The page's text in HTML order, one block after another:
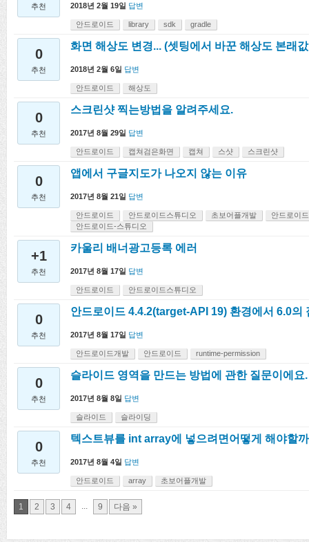
추천 2018년 2월 19일 답변
안드로이드 library sdk gradle
0
추천
화면 해상도 변경... (셋팅에서 바꾼 해상도 본래
2018년 2월 6일 답변
안드로이드 해상도
0
추천
스크린샷 찍는방법을 알려주세요.
2017년 8월 29일 답변
안드로이드 캡쳐검은화면 캡쳐 스샷 스크린샷
0
추천
앱에서 구글지도가 나오지 않는 이유
2017년 8월 21일 답변
안드로이드 안드로이드스튜디오 초보어플개발
안드로이
안드로이드-스튜디오
+1
추천
카울리 배너광고등록 에러
2017년 8월 17일 답변
안드로이드 안드로이드스튜디오
0
추천
안드로이드 4.4.2(target-API 19) 환경에서 6.0의
2017년 8월 17일 답변
안드로이드개발 안드로이드 runtime-permission
0
추천
슬라이드 영역을 만드는 방법에 관한 질문이에요.
2017년 8월 8일 답변
슬라이드 슬라이딩
0
추천
텍스트뷰를 int array에 넣으려면어떻게 해야할
2017년 8월 4일 답변
안드로이드 array 초보어플개발
1 2 3 4 ... 9 다음 »